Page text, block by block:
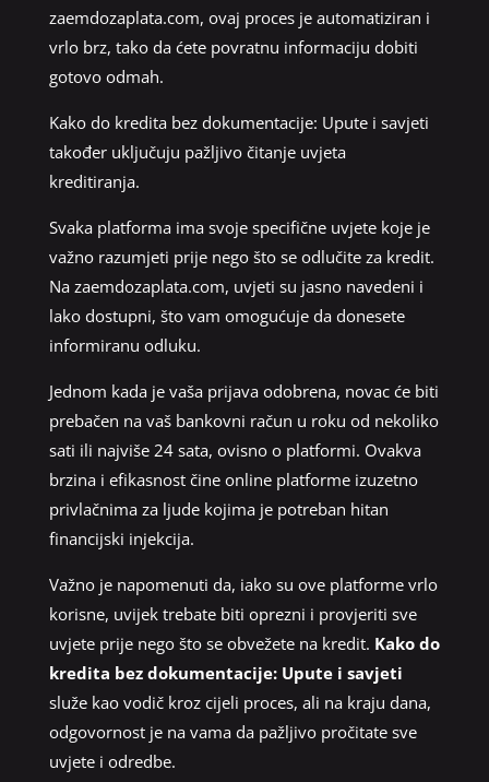
zaemdozaplata.com, ovaj proces je automatiziran i
vrlo brz, tako da ćete povratnu informaciju dobiti
gotovo odmah.
Kako do kredita bez dokumentacije: Upute i savjeti
također uključuju pažljivo čitanje uvjeta
kreditiranja.
Svaka platforma ima svoje specifične uvjete koje je
važno razumjeti prije nego što se odlučite za kredit.
Na zaemdozaplata.com, uvjeti su jasno navedeni i
lako dostupni, što vam omogućuje da donesete
informiranu odluku.
Jednom kada je vaša prijava odobrena, novac će biti
prebačen na vaš bankovni račun u roku od nekoliko
sati ili najviše 24 sata, ovisno o platformi. Ovakva
brzina i efikasnost čine online platforme izuzetno
privlačnima za ljude kojima je potreban hitan
financijski injekcija.
Važno je napomenuti da, iako su ove platforme vrlo
korisne, uvijek trebate biti oprezni i provjeriti sve
uvjete prije nego što se obvežete na kredit. Kako do
kredita bez dokumentacije: Upute i savjeti
služe kao vodič kroz cijeli proces, ali na kraju dana,
odgovornost je na vama da pažljivo pročitate sve
uvjete i odredbe.